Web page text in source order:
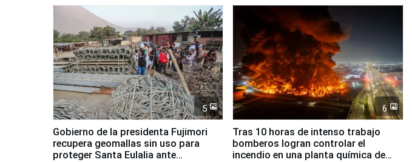
5
Gobierno de la presidenta Fujimori
recupera geomallas sin uso para
proteger Santa Eulalia ante
6
Tras 10 horas de intenso trabajo
bomberos logran controlar el
incendio en una planta química de